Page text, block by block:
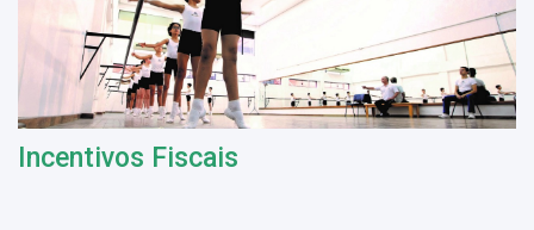
Incentivos Fiscais